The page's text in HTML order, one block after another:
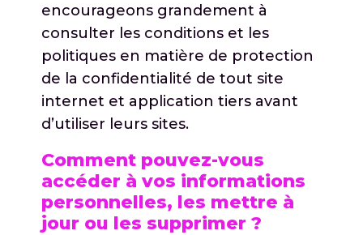
encourageons grandement à
consulter les conditions et les
politiques en matière de protection
de la confidentialité de tout site
internet et application tiers avant
d’utiliser leurs sites.
Comment pouvez-vous
accéder à vos informations
personnelles, les mettre à
jour ou les supprimer ?